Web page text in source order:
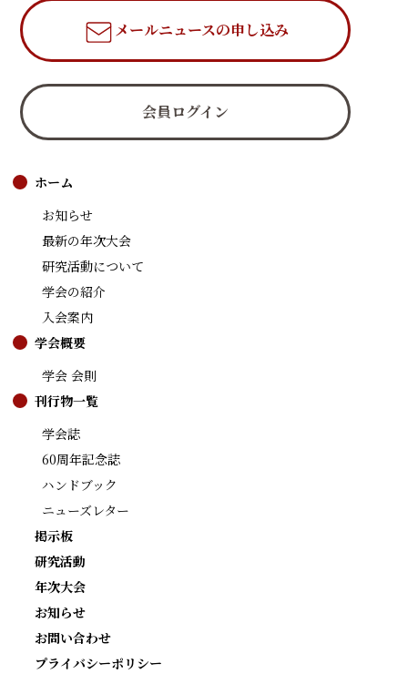
メールニュースの申し込み
会員ログイン
ホーム
お知らせ
最新の年次大会
研究活動について
学会の紹介
入会案内
学会概要
学会 会則
刊行物一覧
学会誌
60周年記念誌
ハンドブック
ニューズレター
掲示板
研究活動
年次大会
お知らせ
お問い合わせ
プライバシーポリシー